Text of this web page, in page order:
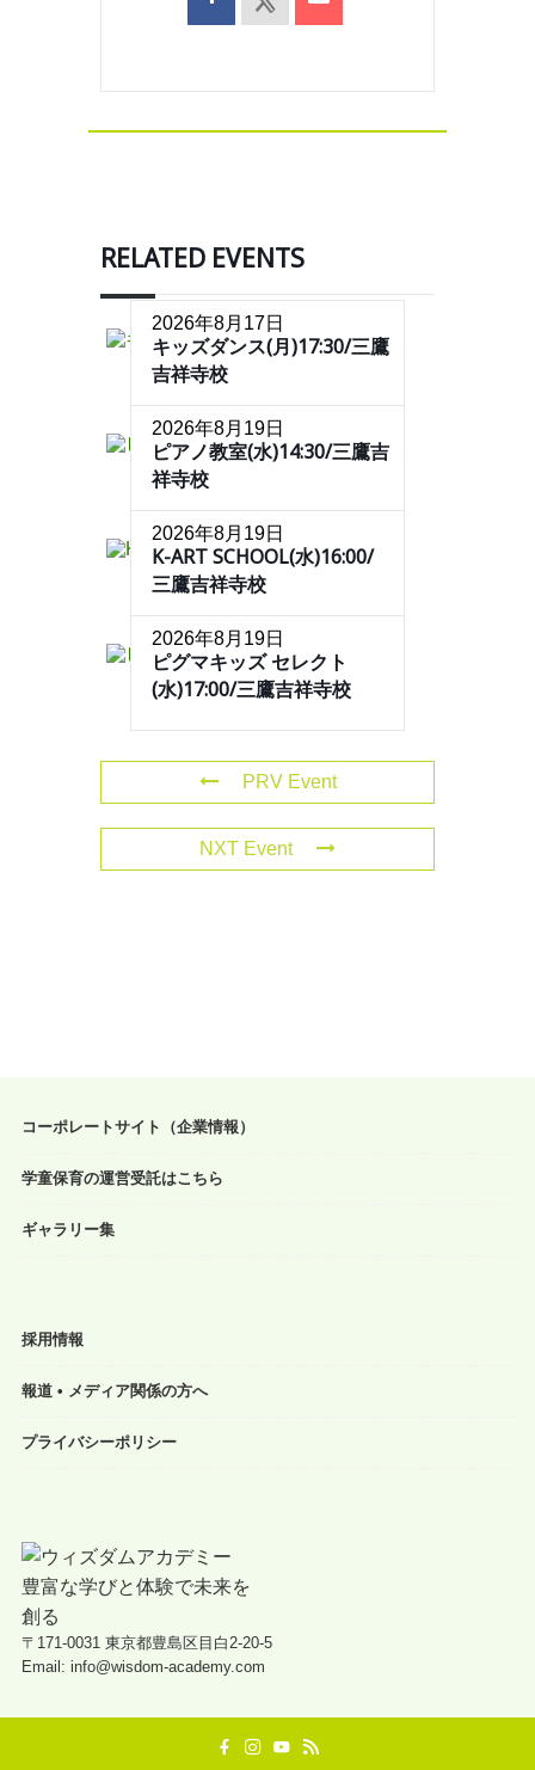
RELATED EVENTS
2026年8月17日
キッズダンス(月)17:30/三鷹
吉祥寺校
2026年8月19日
ピアノ教室(水)14:30/三鷹吉
祥寺校
2026年8月19日
K-ART SCHOOL(水)16:00/
三鷹吉祥寺校
2026年8月19日
ピグマキッズ セレクト
(水)17:00/三鷹吉祥寺校
PRV Event
NXT Event
コーポレートサイト（企業情報）
学童保育の運営受託はこちら
ギャラリー集
採用情報
報道 • メディア関係の方へ
プライバシーポリシー
〒171-0031 東京都豊島区目白2-20-5
Email: info@wisdom-academy.com